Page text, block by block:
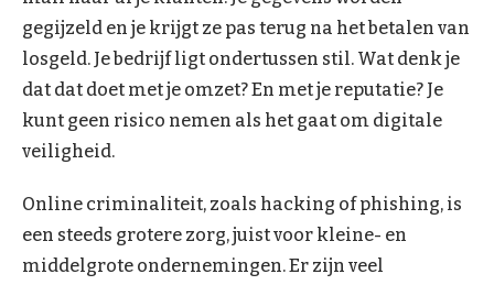
gegijzeld en je krijgt ze pas terug na het betalen van
losgeld. Je bedrijf ligt ondertussen stil. Wat denk je
dat dat doet met je omzet? En met je reputatie? Je
kunt geen risico nemen als het gaat om digitale
veiligheid.
Online criminaliteit, zoals hacking of phishing, is
een steeds grotere zorg, juist voor kleine- en
middelgrote ondernemingen. Er zijn veel